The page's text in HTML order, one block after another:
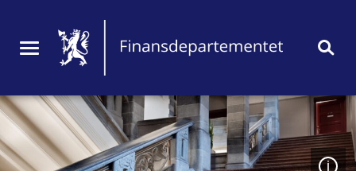
innholdMeny
Jobb
i
Søk